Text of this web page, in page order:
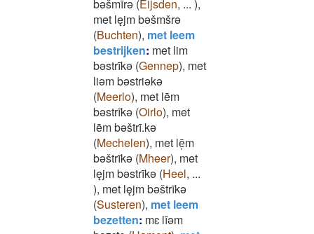
bǝšmīrǝ (Eijsden, ... ),
met lęjm bǝšmšrǝ
(Buchten), met leem
bestrijken: met lim
bǝstrīkǝ (Gennep), met
liǝm bǝstriǝkǝ
(Meerlo), met lēm
bǝstrīkǝ (Oirlo), met
lēm bǝštrī.kǝ
(Mechelen), met lē̜m
bǝštrīkǝ (Mheer), met
lęjm bǝstrīkǝ (Heel, ...
), met lęjm bǝštrīkǝ
(Susteren), met leem
bezetten: mɛ līǝm